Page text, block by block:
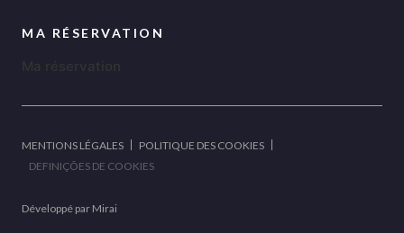
MA RÉSERVATION
MENTIONS LÉGALES
POLITIQUE DES COOKIES
DEFINIÇÕES DE COOKIES
Développé par Mirai